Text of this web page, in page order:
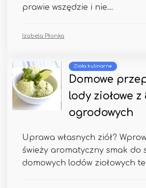
prawie wszędzie i nie...
Izabela Płonka
Zioła kulinarne
Domowe
lody ziołowe z
ogrodowych
Uprawa własnych ziół?
świeży aromatyczny smak do
domowych lodów ziołowych